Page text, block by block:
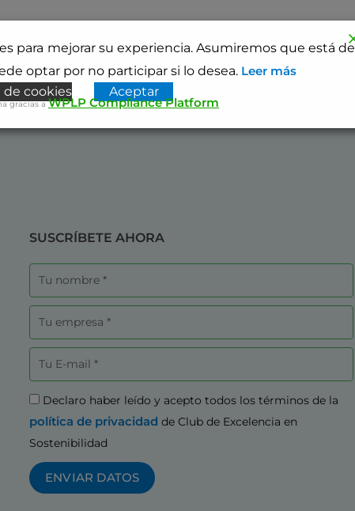
SUSCRÍBETE AHORA
Nombre
Empresa
Correo
electrónico
Aceptación
Declaro haber leído y acepto todos los términos de la
política de privacidad de Club de Excelencia en
Sostenibilidad
ENVIAR DATOS
para mejorar su experiencia. Asumiremos que está de
optar por no participar si lo desea. Leer más
de cookies Aceptar
gracias aWPLP Compliance Platform